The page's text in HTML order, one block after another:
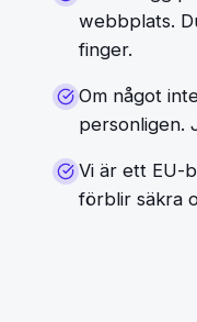
webbplats.
finger.
Om något
personligen.
Vi är ett EU-
förblir säkra